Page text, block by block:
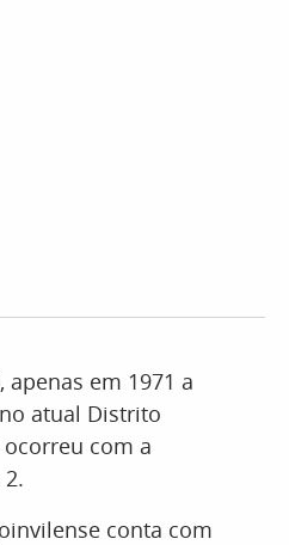
apenas em 1971 a
atual Distrito
com a
conta com